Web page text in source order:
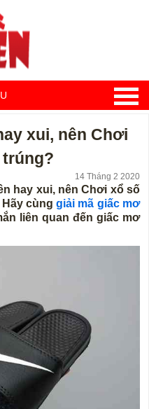
xui, nên Chơi
trúng?
14 Tháng 2 2020
hay xui, nên Chơi xổ số
Hãy cùnggiải mã giấc mơ
liên quan đến giấc mơ